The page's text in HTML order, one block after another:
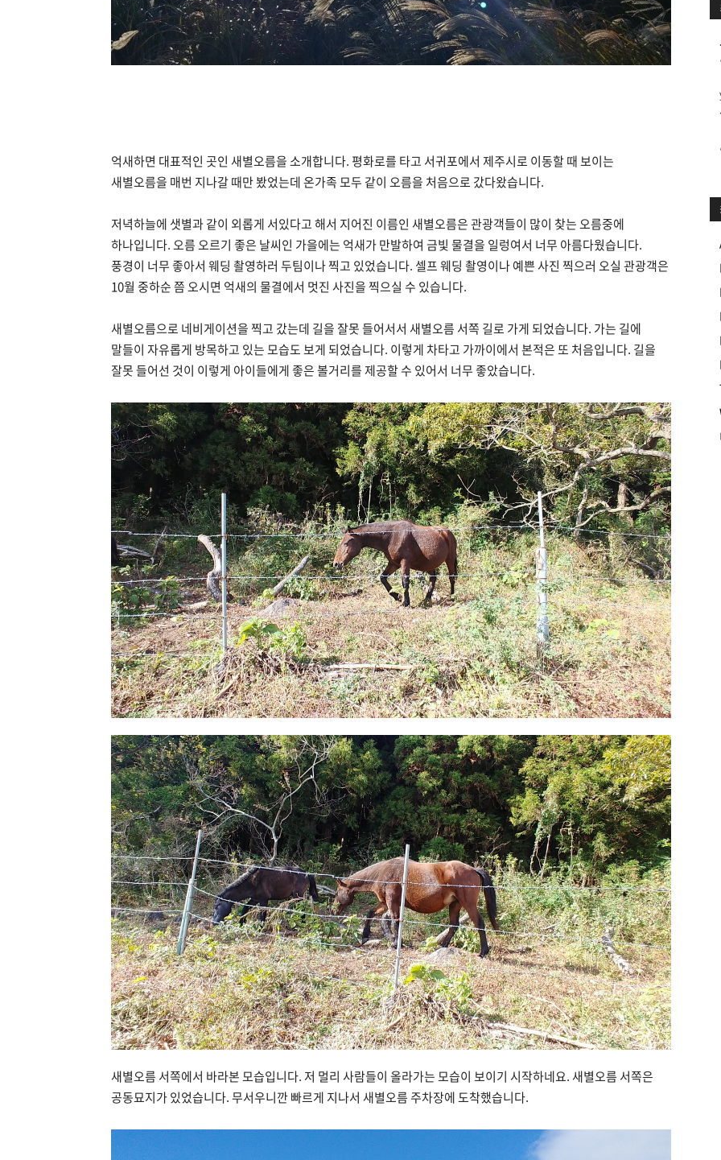
억새하면 대표적인 곳인 새별오름을 소개합니다. 평화로를 타고 서귀포에서 제주시로 이동할 때 보이는
새별오름을 매번 지나갈 때만 봤었는데 온가족 모두 같이 오름을 처음으로 갔다왔습니다.
저녁하늘에 샛별과 같이 외롭게 서있다고 해서 지어진 이름인 새별오름은 관광객들이 많이 찾는 오름중에
하나입니다. 오름 오르기 좋은 날씨인 가을에는 억새가 만발하여 금빛 물결을 일렁여서 너무 아름다웠습니다.
풍경이 너무 좋아서 웨딩 촬영하러 두팀이나 찍고 있었습니다. 셀프 웨딩 촬영이나 예쁜 사진 찍으러 오실 관광객은
10월 중하순 쯤 오시면 억새의 물결에서 멋진 사진을 찍으실 수 있습니다.
새별오름으로 네비게이션을 찍고 갔는데 길을 잘못 들어서서 새별오름 서쪽 길로 가게 되었습니다. 가는 길에
말들이 자유롭게 방목하고 있는 모습도 보게 되었습니다. 이렇게 차타고 가까이에서 본적은 또 처음입니다. 길을
잘못 들어선 것이 이렇게 아이들에게 좋은 볼거리를 제공할 수 있어서 너무 좋았습니다.
새별오름 서쪽에서 바라본 모습입니다. 저 멀리 사람들이 올라가는 모습이 보이기 시작하네요. 새별오름 서쪽은
공동묘지가 있었습니다. 무서우니깐 빠르게 지나서 새별오름 주차장에 도착했습니다.